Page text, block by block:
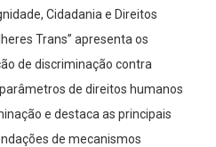
Cidadania e Direitos
Trans” apresenta os
de discriminação contra
de direitos humanos
e destaca as principais
de mecanismos